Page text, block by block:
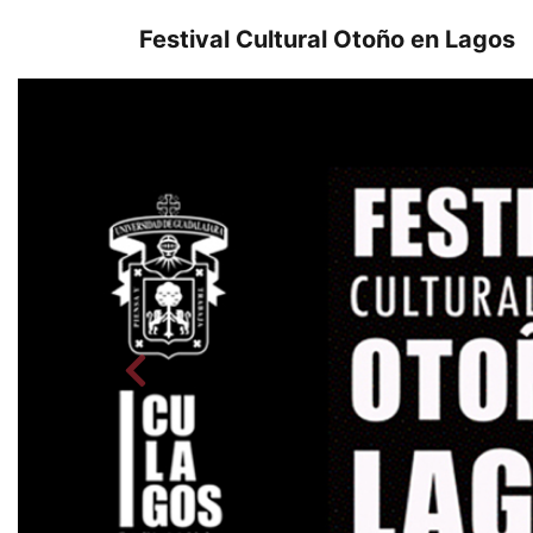
Festival Cultural Otoño en Lagos
Previous